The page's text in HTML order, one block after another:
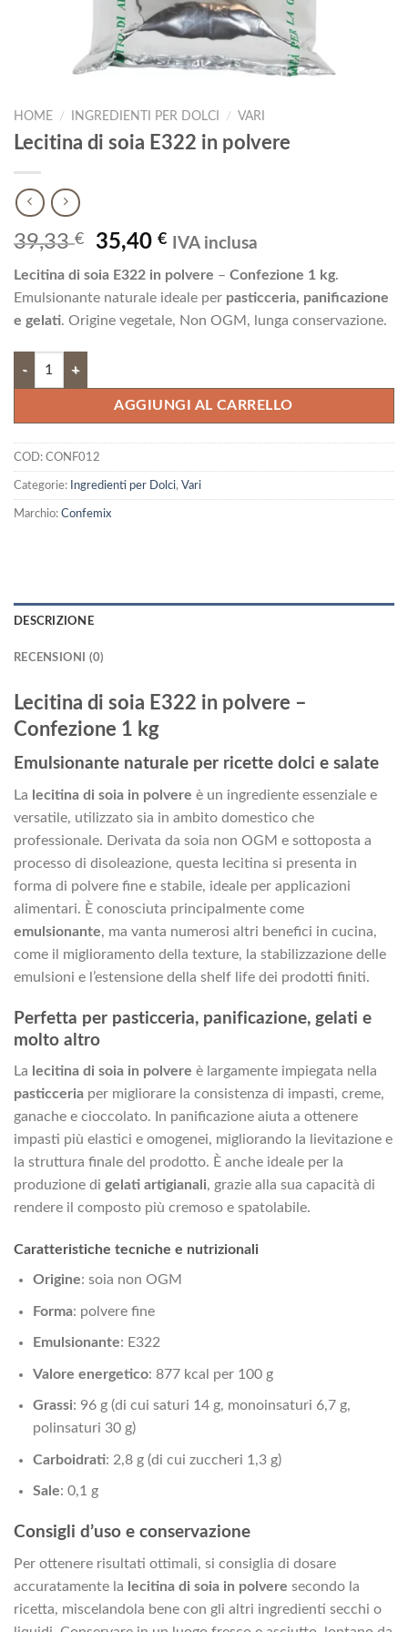
HOME / INGREDIENTI PER DOLCI / VARI
Lecitina di soia E322 in polvere
39,33€
Il
originale
era:
39,33 €.
35,40€Il
attuale
è:
35,40 €.
IVA inclusa
Lecitina di soia E322 in polvere – Confezione 1 kg.
Emulsionante naturale ideale per pasticceria, panificazione
e gelati. Origine vegetale, Non OGM, lunga conservazione.
Lecitina di soia E322 in polvere quantità
AGGIUNGI AL CARRELLO
COD: CONF012
Categorie: Ingredienti per Dolci, Vari
Marchio: Confemix
DESCRIZIONE
RECENSIONI (0)
Lecitina di soia E322 in polvere –
Confezione 1 kg
Emulsionante naturale per ricette dolci e salate
La lecitina di soia in polvere è un ingrediente essenziale e
versatile, utilizzato sia in ambito domestico che
professionale. Derivata da soia non OGM e sottoposta a
processo di disoleazione, questa lecitina si presenta in
forma di polvere fine e stabile, ideale per applicazioni
alimentari. È conosciuta principalmente come
emulsionante, ma vanta numerosi altri benefici in cucina,
come il miglioramento della texture, la stabilizzazione delle
emulsioni e l’estensione della shelf life dei prodotti finiti.
Perfetta per pasticceria, panificazione, gelati e
molto altro
La lecitina di soia in polvere è largamente impiegata nella
pasticceria per migliorare la consistenza di impasti, creme,
ganache e cioccolato. In panificazione aiuta a ottenere
impasti più elastici e omogenei, migliorando la lievitazione e
la struttura finale del prodotto. È anche ideale per la
produzione di gelati artigianali, grazie alla sua capacità di
rendere il composto più cremoso e spatolabile.
Caratteristiche tecniche e nutrizionali
Origine: soia non OGM
Forma: polvere fine
Emulsionante: E322
Valore energetico: 877 kcal per 100 g
Grassi: 96 g (di cui saturi 14 g, monoinsaturi 6,7 g,
polinsaturi 30 g)
Carboidrati: 2,8 g (di cui zuccheri 1,3 g)
Sale: 0,1 g
Consigli d’uso e conservazione
Per ottenere risultati ottimali, si consiglia di dosare
accuratamente la lecitina di soia in polvere secondo la
ricetta, miscelandola bene con gli altri ingredienti secchi o